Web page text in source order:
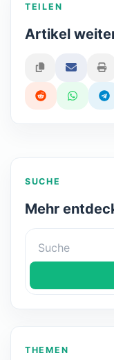
TEILEN
Artikel
SUCHE
Mehr
THEMEN